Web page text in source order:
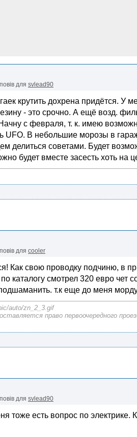
для svlead90
крутить дохрена придётся. У
- это срочно. А ещё возд.
с февраля, т. к. имею
UFO. В небольшие морозы в
делиться советами. Будет
будет вместе засесть хоть на
для cooler
Как свою проводку подчиню, в
каталогу смотрел 320 евро чет
т.к еще до меня
auto/zn_2_3.gif
право первоочередного
для svlead90
тоже есть вопрос по электрике.